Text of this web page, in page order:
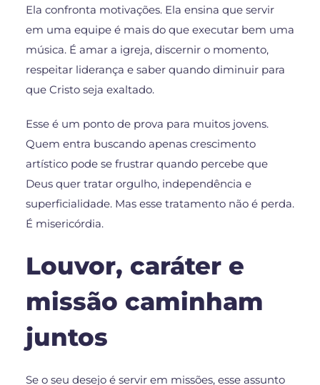
Ela confronta motivações. Ela ensina que servir
em uma equipe é mais do que executar bem uma
música. É amar a igreja, discernir o momento,
respeitar liderança e saber quando diminuir para
que Cristo seja exaltado.
Esse é um ponto de prova para muitos jovens.
Quem entra buscando apenas crescimento
artístico pode se frustrar quando percebe que
Deus quer tratar orgulho, independência e
superficialidade. Mas esse tratamento não é perda.
É misericórdia.
Louvor, caráter e
missão caminham
juntos
Se o seu desejo é servir em missões, esse assunto